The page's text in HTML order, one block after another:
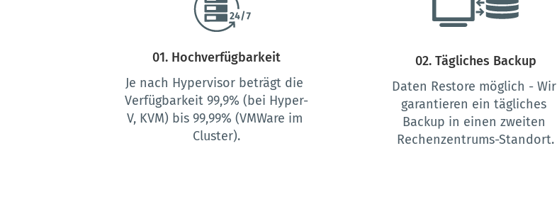
01. Hochverfügbarkeit
Je nach Hypervisor beträgt die
Verfügbarkeit 99,9% (bei Hyper-
V, KVM) bis 99,99% (VMWare im
Cluster).
02. Tägliches Backup
Daten Restore möglich - Wir
garantieren ein tägliches
Backup in einen zweiten
Rechenzentrums-Standort.